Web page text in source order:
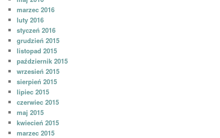
marzec 2016
luty 2016
styczeń 2016
grudzień 2015
listopad 2015
październik 2015
wrzesień 2015
sierpień 2015
lipiec 2015
czerwiec 2015
maj 2015
kwiecień 2015
marzec 2015